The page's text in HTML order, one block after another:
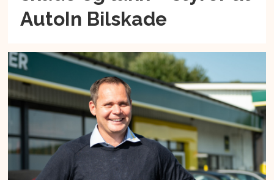
AutoIn Bilskade